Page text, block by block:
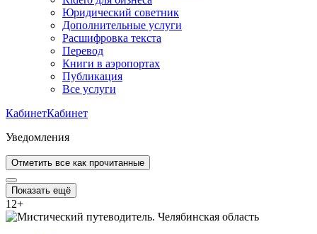
Юридический советник
Дополнительные услуги
Расшифровка текста
Перевод
Книги в аэропортах
Публикация
Все услуги
КабинетКабинет
Уведомления
Отметить все как прочитанные
Показать ещё
12+